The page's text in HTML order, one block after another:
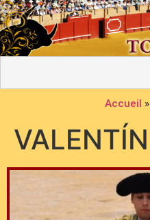
Accueil »
VALENTÍN